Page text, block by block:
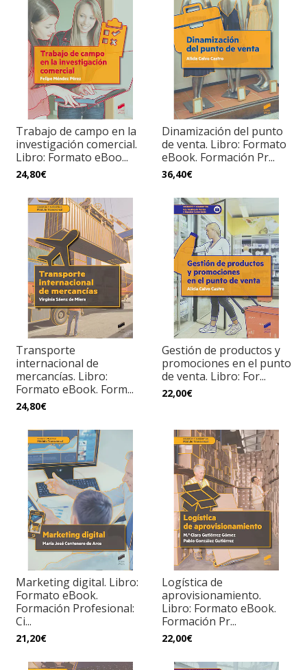
Trabajo de campo en la
investigación comercial.
Libro: Formato eBoo...
24,80€
Dinamización del punto
de venta. Libro: Formato
eBook. Formación Pr...
36,40€
Transporte
internacional de
mercancías. Libro:
Formato eBook. Form...
24,80€
Gestión de productos y
promociones en el punto
de venta. Libro: For...
22,00€
Marketing digital. Libro:
Formato eBook.
Formación Profesional:
Ci...
21,20€
Logística de
aprovisionamiento.
Libro: Formato eBook.
Formación Pr...
22,00€